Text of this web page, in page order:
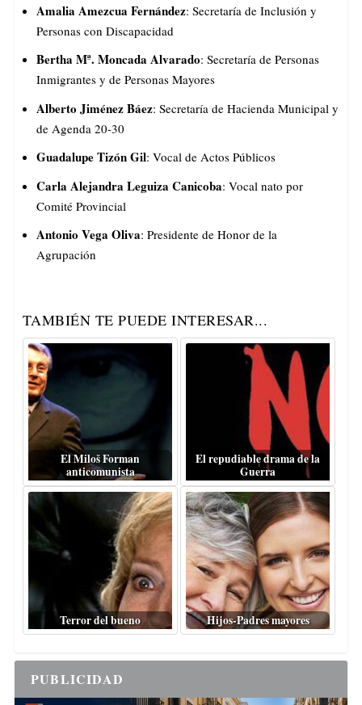
Amalia Amezcua Fernández: Secretaría de Inclusión y
Personas con Discapacidad
Bertha Mª. Moncada Alvarado: Secretaría de Personas
Inmigrantes y de Personas Mayores
Alberto Jiménez Báez: Secretaría de Hacienda Municipal y
de Agenda 20-30
Guadalupe Tizón Gil: Vocal de Actos Públicos
Carla Alejandra Leguiza Canicoba: Vocal nato por
Comité Provincial
Antonio Vega Oliva: Presidente de Honor de la
Agrupación
TAMBIÉN TE PUEDE INTERESAR...
El Miloš Forman
anticomunista
El repudiable drama de la
Guerra
Terror del bueno Hijos-Padres mayores
PUBLICIDAD